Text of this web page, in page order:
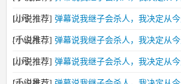
山月
[小说推荐] 弹幕说我继子会杀人，我决定从
/千山月
[小说推荐] 弹幕说我继子会杀人，我决定从
山月
[小说推荐] 弹幕说我继子会杀人，我决定从